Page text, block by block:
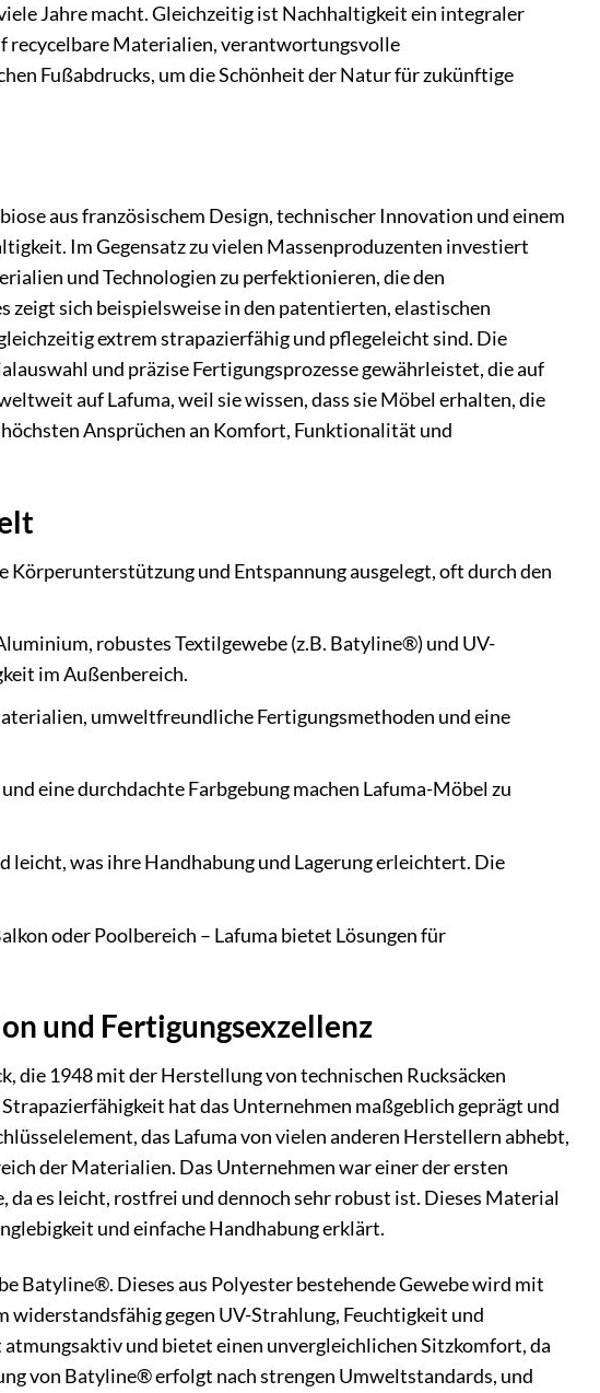
Jahre macht. Gleichzeitig ist Nachhaltigkeit ein integraler
recycelbare Materialien, verantwortungsvolle
Fußabdrucks, um die Schönheit der Natur für zukünftige
aus französischem Design, technischer Innovation und einem
Im Gegensatz zu vielen Massenproduzenten investiert
und Technologien zu perfektionieren, die den
sich beispielsweise in den patentierten, elastischen
extrem strapazierfähig und pflegeleicht sind. Die
und präzise Fertigungsprozesse gewährleistet, die auf
auf Lafuma, weil sie wissen, dass sie Möbel erhalten, die
Ansprüchen an Komfort, Funktionalität und
Körperunterstützung und Entspannung ausgelegt, oft durch den
robustes Textilgewebe (z.B. Batyline®) und UV-
im Außenbereich.
umweltfreundliche Fertigungsmethoden und eine
eine durchdachte Farbgebung machen Lafuma-Möbel zu
leicht, was ihre Handhabung und Lagerung erleichtert. Die
oder Poolbereich – Lafuma bietet Lösungen für
und Fertigungsexzellenz
die 1948 mit der Herstellung von technischen Rucksäcken
hat das Unternehmen maßgeblich geprägt und
das Lafuma von vielen anderen Herstellern abhebt,
der Materialien. Das Unternehmen war einer der ersten
es leicht, rostfrei und dennoch sehr robust ist. Dieses Material
und einfache Handhabung erklärt.
Batyline®. Dieses aus Polyester bestehende Gewebe wird mit
widerstandsfähig gegen UV-Strahlung, Feuchtigkeit und
und bietet einen unvergleichlichen Sitzkomfort, da
von Batyline® erfolgt nach strengen Umweltstandards, und